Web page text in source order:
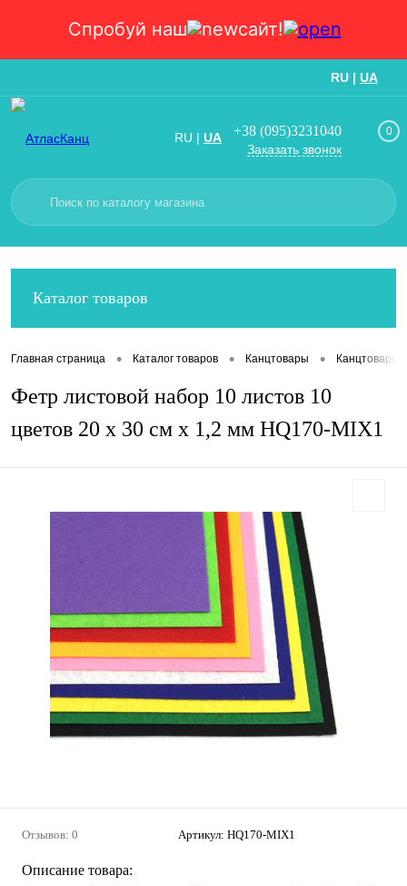
Спробуй наш сайт!
RU | UA
RU | UA +38 (095)3231040
Заказать звонок
0
Каталог товаров
Главная страница • Каталог товаров • Канцтовары • Канцтовары
Фетр листовой набор 10 листов 10
цветов 20 х 30 см х 1,2 мм HQ170-MIX1
Отзывов: 0 Артикул: НQ170-MIX1
Описание товара: